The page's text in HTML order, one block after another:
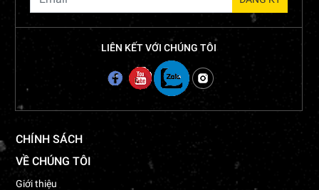
LIÊN KẾT VỚI CHÚNG TÔI
CHÍNH SÁCH
VỀ CHÚNG TÔI
Giới thiệu